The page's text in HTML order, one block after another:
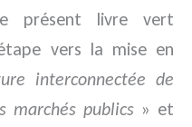
présent livre vert
vers la mise en
interconnectée de
marchés publics » et